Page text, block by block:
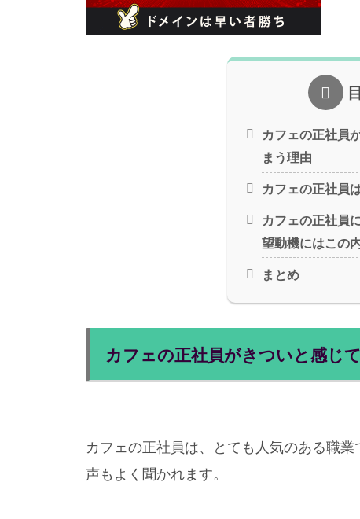
カフェの正社員
まう理由
カフェの正社員
カフェの正社員
望動機にはこの
まとめ
カフェの正社員がきついと感じ
カフェの正社員は、とても人気のある職
声もよく聞かれます。